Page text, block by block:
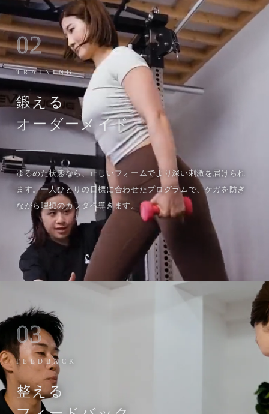
02
TRAINING
鍛える
オーダーメイド
ゆるめた状態なら、正しいフォームでより深い刺激を届けられ
ます。一人ひとりの目標に合わせたプログラムで、ケガを防ぎ
ながら理想のカラダへ導きます。
03
FEEDBACK
整える